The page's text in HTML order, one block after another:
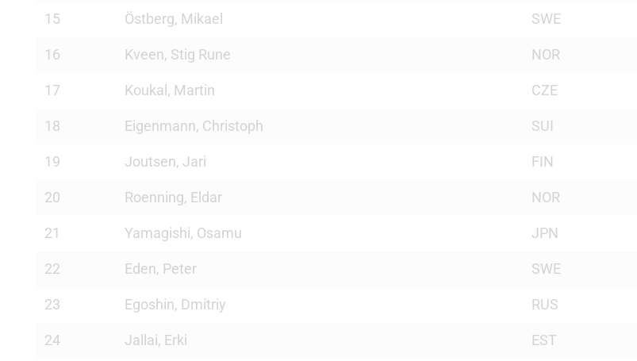
15 Östberg, Mikael SWE
16 Kveen, Stig Rune NOR
17 Koukal, Martin CZE
18 Eigenmann, Christoph SUI
19 Joutsen, Jari FIN
20 Roenning, Eldar NOR
21 Yamagishi, Osamu JPN
22 Eden, Peter SWE
23 Egoshin, Dmitriy RUS
24 Jallai, Erki EST